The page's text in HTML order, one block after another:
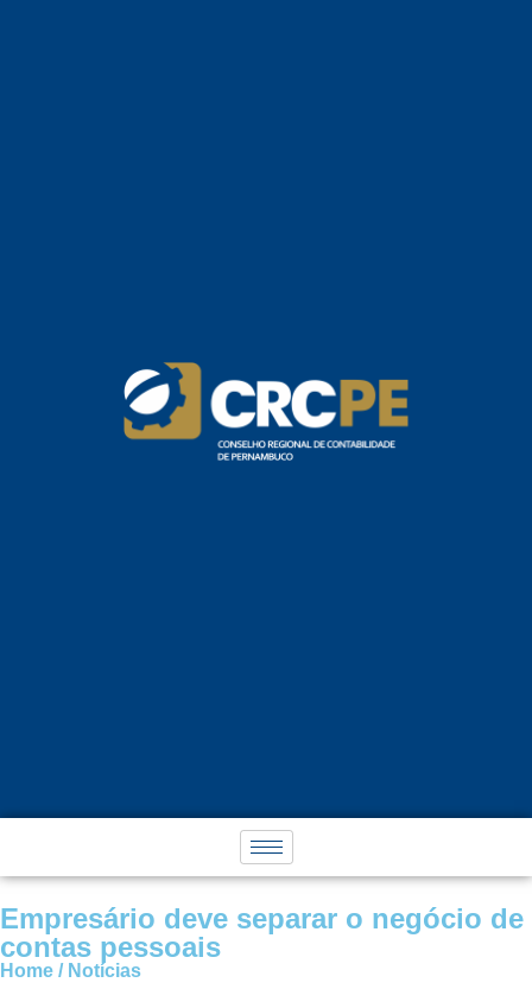
Empresário deve separar o negócio de
contas pessoais
Home / Notícias